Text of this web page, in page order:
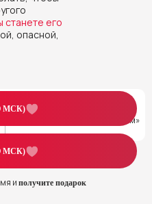
станете его
опасной,
МСК)
МСК)
и получите подарок
Бонус за регистрацию
Видео-практика «Тайский оргазм»